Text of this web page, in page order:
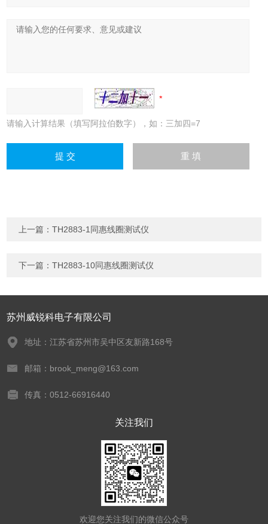
请输入计算结果（填写阿拉伯数字），如：三加四=7
上一篇：TH2883-1同惠线圈测试仪
下一篇：TH2883-10同惠线圈测试仪
苏州威锐科电子有限公司
地址：江苏省苏州市吴中区友新路168号
邮箱：brook_meng@163.com
传真：0512-66916440
关注我们
欢迎您关注我们的微信公众号